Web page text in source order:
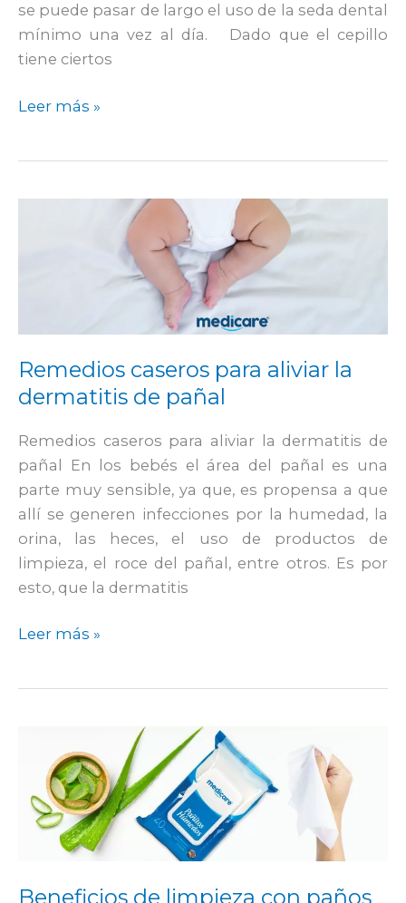
se puede pasar de largo el uso de la seda dental
mínimo una vez al día. Dado que el cepillo
tiene ciertos
Leer más »
Remedios caseros para aliviar la
dermatitis de pañal
Remedios caseros para aliviar la dermatitis de
pañal En los bebés el área del pañal es una
parte muy sensible, ya que, es propensa a que
allí se generen infecciones por la humedad, la
orina, las heces, el uso de productos de
limpieza, el roce del pañal, entre otros. Es por
esto, que la dermatitis
dermatitis
pañal
Leer más »
Beneficios de limpieza con paños
limpieza
con
paños
húmedos